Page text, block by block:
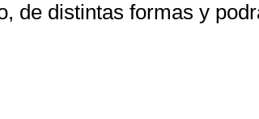
de distintas formas y